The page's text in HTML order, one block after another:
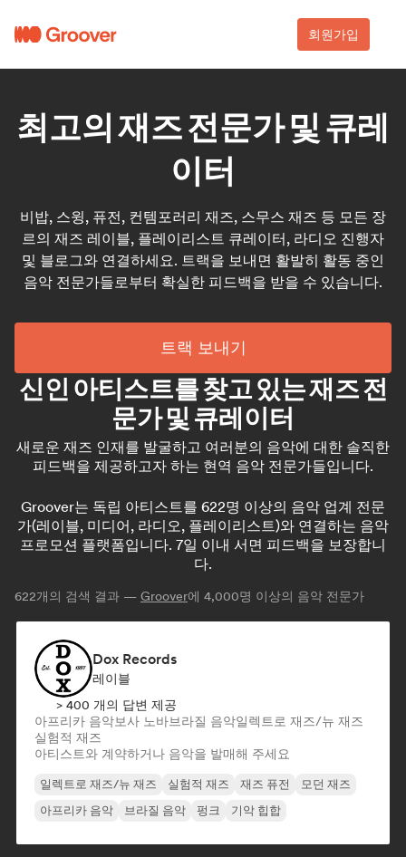
회원가입
최고의 재즈 전문가 및 큐레
이터
비밥, 스윙, 퓨전, 컨템포러리 재즈, 스무스 재즈 등 모든 장
르의 재즈 레이블, 플레이리스트 큐레이터, 라디오 진행자
및 블로그와 연결하세요. 트랙을 보내면 활발히 활동 중인
음악 전문가들로부터 확실한 피드백을 받을 수 있습니다.
트랙 보내기
신인 아티스트를 찾고 있는 재즈 전
문가 및 큐레이터
새로운 재즈 인재를 발굴하고 여러분의 음악에 대한 솔직한
피드백을 제공하고자 하는 현역 음악 전문가들입니다.
Groover는 독립 아티스트를 622명 이상의 음악 업계 전문
가(레이블, 미디어, 라디오, 플레이리스트)와 연결하는 음악
프로모션 플랫폼입니다. 7일 이내 서면 피드백을 보장합니
다.
622개의 검색 결과 — Groover에 4,000명 이상의 음악 전문가
Dox Records
레이블
> 400 개의 답변 제공
아프리카 음악보사 노바브라질 음악일렉트로 재즈/뉴 재즈
실험적 재즈
아티스트와 계약하거나 음악을 발매해 주세요
일렉트로 재즈/뉴 재즈 실험적 재즈 재즈 퓨전
모던 재즈
아프리카 음악
브라질 음악 펑크 기악 힙합